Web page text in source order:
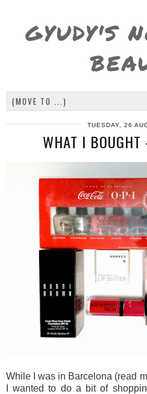
GYUDY'S
TUESDAY, 26
WHAT I BOUGHT
While I was in Barcelona (read
I wanted to do a bit of